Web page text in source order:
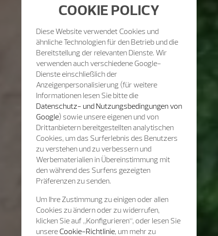
COOKIE POLICY
Diese Website verwendet Cookies und
ähnliche Technologien für den Betrieb und die
Bereitstellung der relevanten Dienste. Wir
verwenden auch verschiedene Google-
Dienste einschließlich der
Anzeigenpersonalisierung (für weitere
Informationen lesen Sie bitte die
Datenschutz- und Nutzungsbedingungen von
Google) sowie unsere eigenen und von
Drittanbietern bereitgestellten analytischen
Cookies, um das Surferlebnis des Benutzers
zu verstehen und zu verbessern und
Werbematerialien in Übereinstimmung mit
den während des Surfens gezeigten
Präferenzen zu senden.
Um Ihre Zustimmung zu einigen oder allen
Cookies zu ändern oder zu widerrufen,
klicken Sie auf „Konfigurieren“, oder lesen Sie
unsere Cookie-Richtlinie, um mehr zu